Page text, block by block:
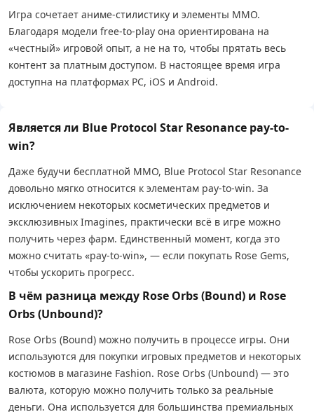
Игра сочетает аниме-стилистику и элементы MMO.
Благодаря модели free-to-play она ориентирована на
«честный» игровой опыт, а не на то, чтобы прятать весь
контент за платным доступом. В настоящее время игра
доступна на платформах PC, iOS и Android.
Является ли Blue Protocol Star Resonance pay-to-
win?
Даже будучи бесплатной MMO, Blue Protocol Star Resonance
довольно мягко относится к элементам pay-to-win. За
исключением некоторых косметических предметов и
эксклюзивных Imagines, практически всё в игре можно
получить через фарм. Единственный момент, когда это
можно считать «pay-to-win», — если покупать Rose Gems,
чтобы ускорить прогресс.
В чём разница между Rose Orbs (Bound) и Rose
Orbs (Unbound)?
Rose Orbs (Bound) можно получить в процессе игры. Они
используются для покупки игровых предметов и некоторых
костюмов в магазине Fashion. Rose Orbs (Unbound) — это
валюта, которую можно получить только за реальные
деньги. Она используется для большинства премиальных